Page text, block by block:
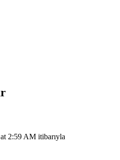
2:59 AM itibarıyla